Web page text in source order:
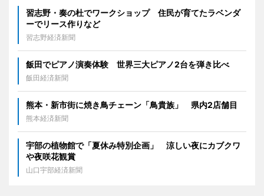
習志野・奏の杜でワークショップ 住民が育てたラベンダ
ーでリース作りなど
習志野経済新聞
飯田でピアノ演奏体験 世界三大ピアノ2台を弾き比べ
飯田経済新聞
熊本・新市街に焼き鳥チェーン「鳥貴族」 県内2店舗目
熊本経済新聞
宇部の植物館で「夏休み特別企画」 涼しい夜にカブクワ
や夜咲花観賞
山口宇部経済新聞